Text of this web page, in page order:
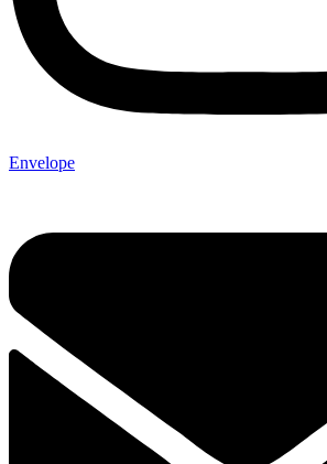
Envelope